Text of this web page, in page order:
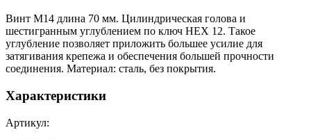
Винт М14 длина 70 мм. Цилиндрическая голова и
шестигранным углублением по ключ HEX 12. Такое
углубление позволяет приложить большее усилие для
затягивания крепежа и обеспечения большей прочности
соединения. Материал: сталь, без покрытия.
Характеристики
Артикул: